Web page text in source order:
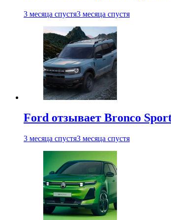
3 месяца спустя3 месяца спустя
Ford отзывает Bronco
3 месяца спустя3 месяца спустя